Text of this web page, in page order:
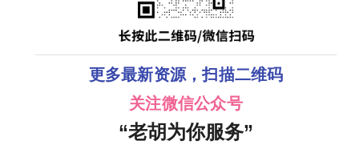
更多最新资源，扫描二维码
关注微信公众号
“老胡为你服务”